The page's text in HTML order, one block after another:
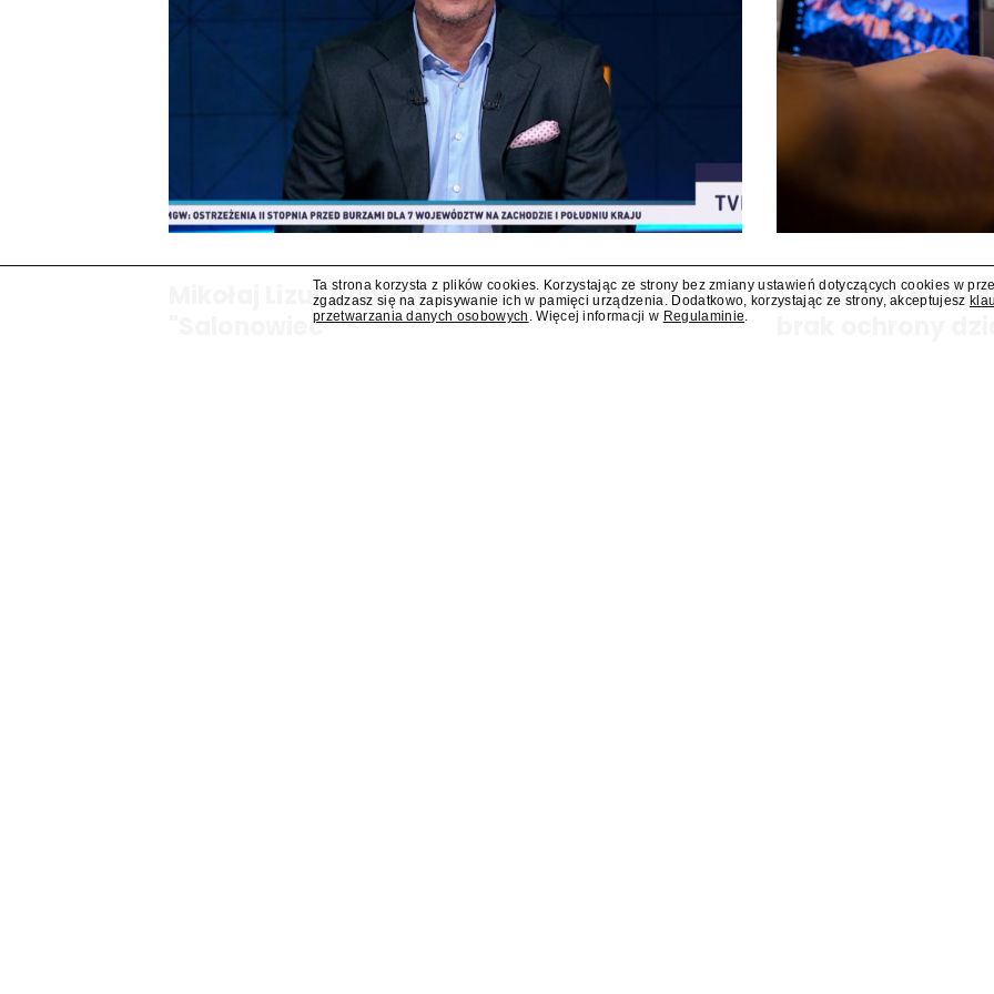
Mikołaj Lizut poprowadzi w TVP Info program
"Salonowiec"
Sąd: Meta musi
Ta strona korzysta z plików cookies. Korzystając ze strony bez zmiany ustawień dotyczących cookies w
zgadzasz się na zapisywanie ich w pamięci urządzenia. Dodatkowo, korzystając ze strony, akceptujesz
przetwarzania danych osobowych . Więcej informacji w Regulaminie.